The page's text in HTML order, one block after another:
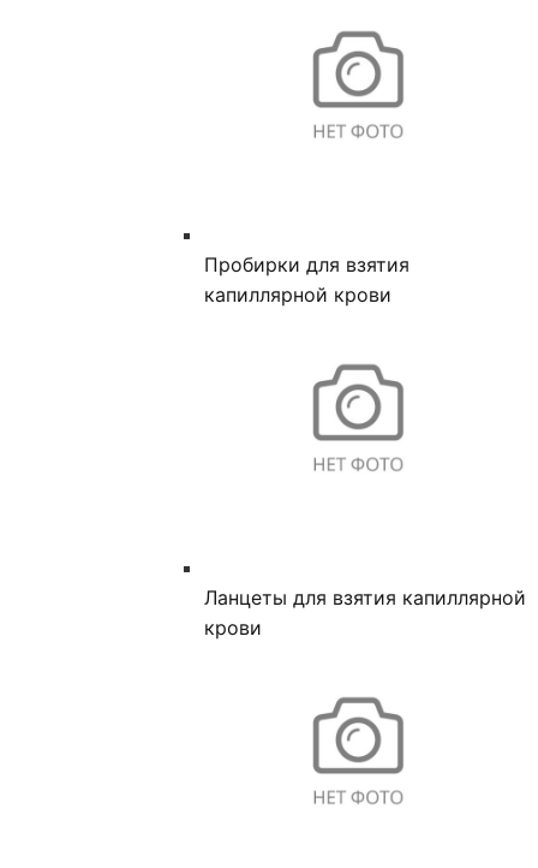
Пробирки для взятия
капиллярной крови
Ланцеты для взятия капиллярной
крови